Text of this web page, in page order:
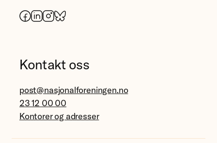
Facebook
LinkedIn
Instagram
Bluesky
Kontakt oss
post@nasjonalforeningen.no
23 12 00 00
Kontorer og adresser